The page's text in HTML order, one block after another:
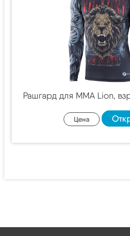
Рашгард для MMA Lion,
Цена